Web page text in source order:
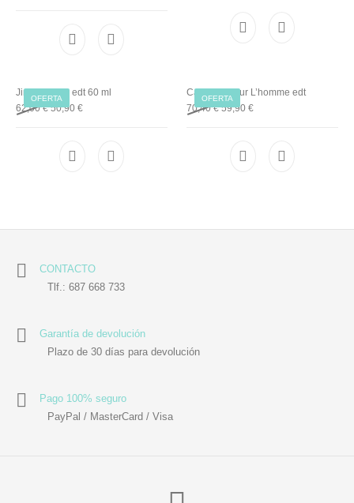
OFERTA
Jimmy Choo edt 60 ml
62,00€ 50,90€
OFERTA
Cacharel pour L’homme edt
70,40€ 59,90 €
CONTACTO
Tlf.: 687 668 733
Garantía de devolución
Plazo de 30 días para devolución
Pago 100% seguro
PayPal / MasterCard / Visa